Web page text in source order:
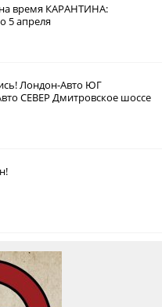
время КАРАНТИНА:
5 апреля
Лондон-Авто ЮГ
СЕВЕР Дмитровское шоссе